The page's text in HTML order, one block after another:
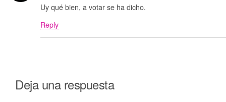
Uy qué bien, a votar se ha dicho.
Reply
Deja una respuesta